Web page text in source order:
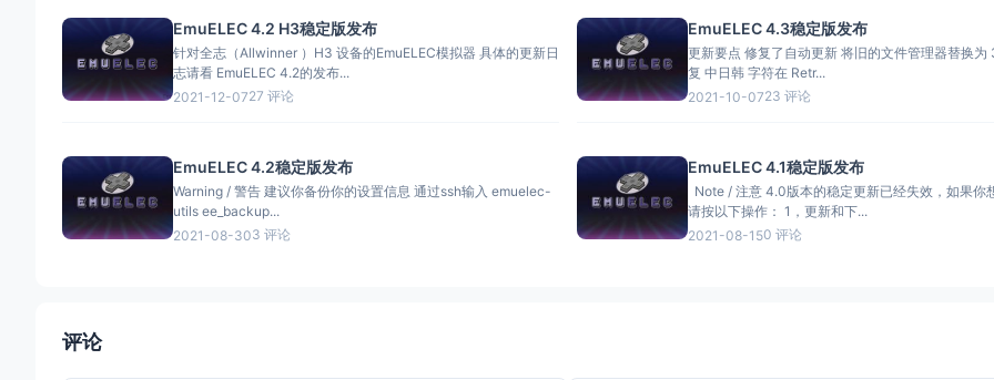
EmuELEC 4.2 H3稳定版发布
针对全志（Allwinner ）H3 设备的EmuELEC模拟器 具体的更新日
志请看 EmuELEC 4.2的发布...
2021-12-0727 评论
EmuELEC 4.3稳定版发布
更新要点 修复了自动更新 将旧的文件管理器替换为 351Files 修
复 中日韩 字符在 Retr...
2021-10-0723 评论
EmuELEC 4.2稳定版发布
Warning / 警告 建议你备份你的设置信息 通过ssh输入 emuelec-
utils ee_backup...
2021-08-303 评论
EmuELEC 4.1稳定版发布
Note / 注意 4.0版本的稳定更新已经失效，如果你
请按以下操作： 1，更新和下...
2021-08-150 评论
评论